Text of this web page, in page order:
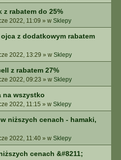
z rabatem do 25%
2022, 11:09 » w Sklepy
z dodatkowym rabatem
2022, 13:29 » w Sklepy
z rabatem 27%
2022, 09:23 » w Sklepy
na wszystko
2022, 11:15 » w Sklepy
niższych cenach - hamaki,
2022, 11:40 » w Sklepy
cenach &#8211;